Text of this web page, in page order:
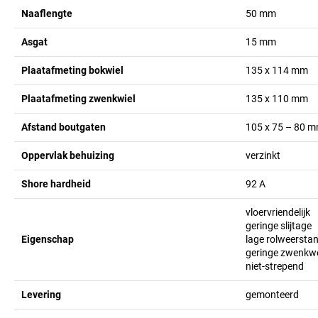
Naaflengte 50 mm
Asgat 15 mm
Plaatafmeting bokwiel 135 x 114 mm
Plaatafmeting zwenkwiel 135 x 110 mm
Afstand boutgaten 105 x 75 – 80
Oppervlak behuizing verzinkt
Shore hardheid 92 A
Eigenschap
vloervriendelijk
geringe slijtage
lage
geringe
niet-strepend
Levering gemonteerd